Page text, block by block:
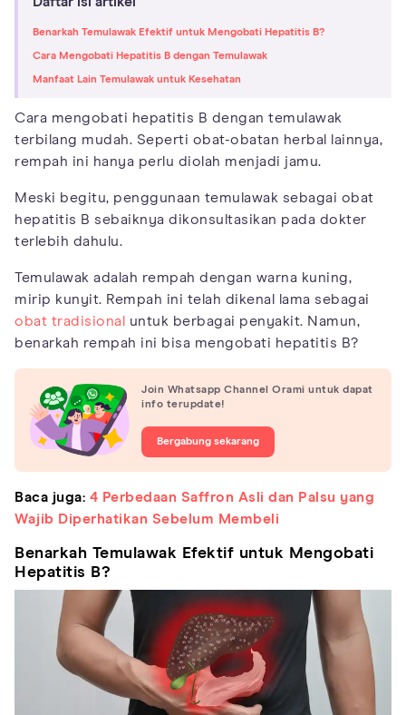
Benarkah Temulawak Efektif untuk Mengobati Hepatitis B?
Cara Mengobati Hepatitis B dengan Temulawak
Manfaat Lain Temulawak untuk Kesehatan
Cara mengobati hepatitis B dengan temulawak
terbilang mudah. Seperti obat-obatan herbal lainnya,
rempah ini hanya perlu diolah menjadi jamu.
Meski begitu, penggunaan temulawak sebagai obat
hepatitis B sebaiknya dikonsultasikan pada dokter
terlebih dahulu.
Temulawak adalah rempah dengan warna kuning,
mirip kunyit. Rempah ini telah dikenal lama sebagai
obat tradisional untuk berbagai penyakit. Namun,
benarkah rempah ini bisa mengobati hepatitis B?
Join Whatsapp Channel Orami untuk dapat
info terupdate!
Bergabung sekarang
Baca juga: 4 Perbedaan Saffron Asli dan Palsu yang
Wajib Diperhatikan Sebelum Membeli
Benarkah Temulawak Efektif untuk Mengobati
Hepatitis B?